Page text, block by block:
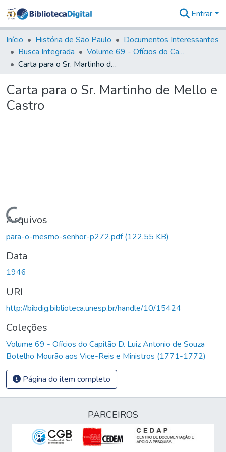
&
Coleções
Tudo na
Biblioteca
Estatísticas
Entrar
Início História de São Paulo
Documentos Interessantes
Busca Integrada
Volume 69 - Ofícios do Capitão D. Luiz Antonio de Souza Botelho Mourão aos Vice-Reis e Ministros (1771-1772)
Carta para o Sr. Martinho de Mello e Castro
Carta para o Sr. Martinho de Mello e
Castro
Carregando...
Arquivos
para-o-mesmo-senhor-p272.pdf(122,55 KB)
Data
1946
URI
http://bibdig.biblioteca.unesp.br/handle/10/15424
Coleções
Volume 69 - Ofícios do Capitão D. Luiz Antonio de Souza
Botelho Mourão aos Vice-Reis e Ministros (1771-1772)
Página do item completo
PARCEIROS